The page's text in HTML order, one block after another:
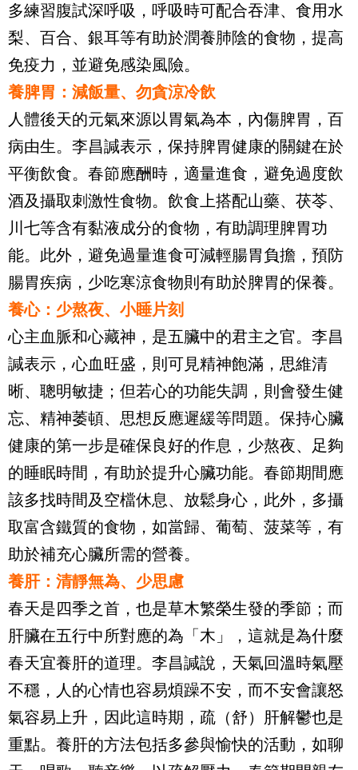
多練習腹試深呼吸，呼吸時可配合吞津、食用水
梨、百合、銀耳等有助於潤養肺陰的食物，提高
免疫力，並避免感染風險。
養脾胃：減飯量、勿貪涼冷飲
人體後天的元氣來源以胃氣為本，內傷脾胃，百
病由生。李昌諴表示，保持脾胃健康的關鍵在於
平衡飲食。春節應酬時，適量進食，避免過度飲
酒及攝取刺激性食物。飲食上搭配山藥、茯苓、
川七等含有黏液成分的食物，有助調理脾胃功
能。此外，避免過量進食可減輕腸胃負擔，預防
腸胃疾病，少吃寒涼食物則有助於脾胃的保養。
養心：少熬夜、小睡片刻
心主血脈和心藏神，是五臟中的君主之官。李昌
諴表示，心血旺盛，則可見精神飽滿，思維清
晰、聰明敏捷；但若心的功能失調，則會發生健
忘、精神萎頓、思想反應遲緩等問題。保持心臟
健康的第一步是確保良好的作息，少熬夜、足夠
的睡眠時間，有助於提升心臟功能。春節期間應
該多找時間及空檔休息、放鬆身心，此外，多攝
取富含鐵質的食物，如當歸、葡萄、菠菜等，有
助於補充心臟所需的營養。
養肝：清靜無為、少思慮
春天是四季之首，也是草木繁榮生發的季節；而
肝臟在五行中所對應的為「木」，這就是為什麼
春天宜養肝的道理。李昌諴說，天氣回溫時氣壓
不穩，人的心情也容易煩躁不安，而不安會讓怒
氣容易上升，因此這時期，疏（舒）肝解鬱也是
重點。養肝的方法包括多參與愉快的活動，如聊